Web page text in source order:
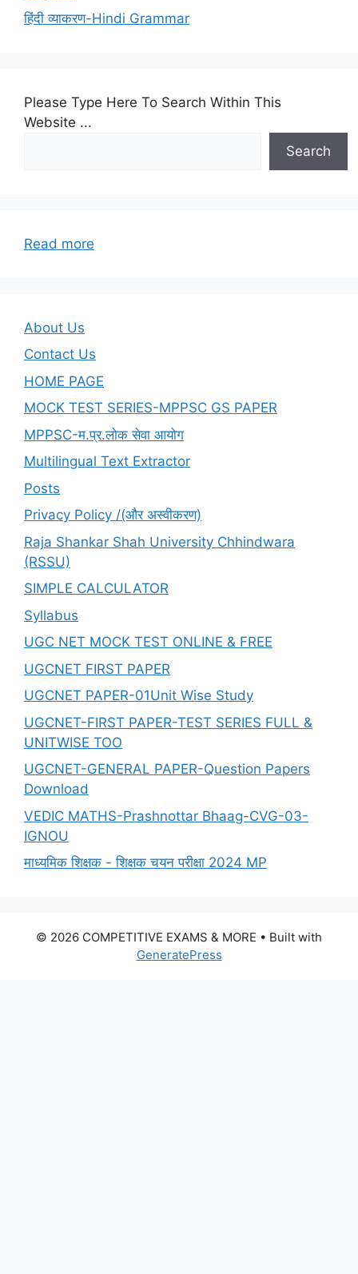
हिंदी व्याकरण-Hindi Grammar
Please Type Here To Search Within This
Website ...
Search
Read more
About Us
Contact Us
HOME PAGE
MOCK TEST SERIES-MPPSC GS PAPER
MPPSC-म.प्र.लोक सेवा आयोग
Multilingual Text Extractor
Posts
Privacy Policy /(और अस्वीकरण)
Raja Shankar Shah University Chhindwara
(RSSU)
SIMPLE CALCULATOR
Syllabus
UGC NET MOCK TEST ONLINE & FREE
UGCNET FIRST PAPER
UGCNET PAPER-01Unit Wise Study
UGCNET-FIRST PAPER-TEST SERIES FULL &
UNITWISE TOO
UGCNET-GENERAL PAPER-Question Papers
Download
VEDIC MATHS-Prashnottar Bhaag-CVG-03-
IGNOU
माध्यमिक शिक्षक - शिक्षक चयन परीक्षा 2024 MP
© 2026 COMPETITIVE EXAMS & MORE • Built with
GeneratePress